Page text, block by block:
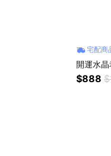
宅配商
開運水
$888